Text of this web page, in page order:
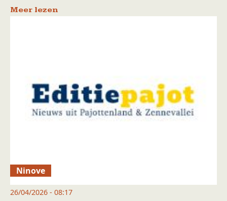
Meer lezen
Ninove
26/04/2026 - 08:17